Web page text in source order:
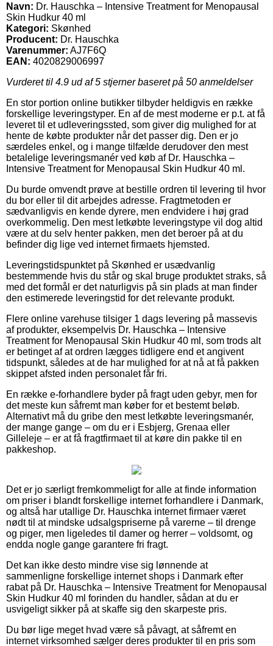
Navn: Dr. Hauschka – Intensive Treatment for Menopausal
Skin Hudkur 40 ml
Kategori: Skønhed
Producent: Dr. Hauschka
Varenummer: AJ7F6Q
EAN: 4020829006997
Vurderet til 4.9 ud af 5 stjerner baseret på 50 anmeldelser
En stor portion online butikker tilbyder heldigvis en række
forskellige leveringstyper. En af de mest moderne er p.t. at få
leveret til et udleveringssted, som giver dig mulighed for at
hente de købte produkter når det passer dig. Den er jo
særdeles enkel, og i mange tilfælde derudover den mest
betalelige leveringsmanér ved køb af Dr. Hauschka –
Intensive Treatment for Menopausal Skin Hudkur 40 ml.
Du burde omvendt prøve at bestille ordren til levering til hvor
du bor eller til dit arbejdes adresse. Fragtmetoden er
sædvanligvis en kende dyrere, men endvidere i høj grad
overkommelig. Den mest letkøbte leveringstype vil dog altid
være at du selv henter pakken, men det beroer på at du
befinder dig lige ved internet firmaets hjemsted.
Leveringstidspunktet på Skønhed er usædvanlig
bestemmende hvis du står og skal bruge produktet straks, så
med det formål er det naturligvis på sin plads at man finder
den estimerede leveringstid for det relevante produkt.
Flere online varehuse tilsiger 1 dags levering på massevis
af produkter, eksempelvis Dr. Hauschka – Intensive
Treatment for Menopausal Skin Hudkur 40 ml, som trods alt
er betinget af at ordren lægges tidligere end et angivent
tidspunkt, således at de har mulighed for at nå at få pakken
skippet afsted inden personalet får fri.
En række e-forhandlere byder på fragt uden gebyr, men for
det meste kun såfremt man køber for et bestemt beløb.
Alternativt må du gribe den mest letkøbte leveringsmanér,
der mange gange – om du er i Esbjerg, Grenaa eller
Gilleleje – er at få fragtfirmaet til at køre din pakke til en
pakkeshop.
Det er jo særligt fremkommeligt for alle at finde information
om priser i blandt forskellige internet forhandlere i Danmark,
og altså har utallige Dr. Hauschka internet firmaer været
nødt til at mindske udsalgspriserne på varerne – til drenge
og piger, men ligeledes til damer og herrer – voldsomt, og
endda nogle gange garantere fri fragt.
Det kan ikke desto mindre vise sig lønnende at
sammenligne forskellige internet shops i Danmark efter
rabat på Dr. Hauschka – Intensive Treatment for Menopausal
Skin Hudkur 40 ml forinden du handler, sådan at du er
usvigeligt sikker på at skaffe sig den skarpeste pris.
Du bør lige meget hvad være så påvagt, at såfremt en
internet virksomhed sælger deres produkter til en pris som